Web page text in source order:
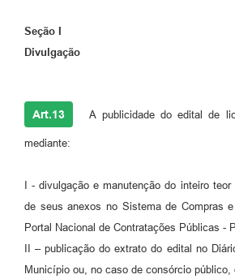
Seção I
Divulgação
Art.13 A publicidade do edital de
mediante:
I - divulgação e manutenção do inteiro
de seus anexos no Sistema de Compras
Portal Nacional de Contratações Públicas -
II – publicação do extrato do edital no
Município ou, no caso de consórcio público,